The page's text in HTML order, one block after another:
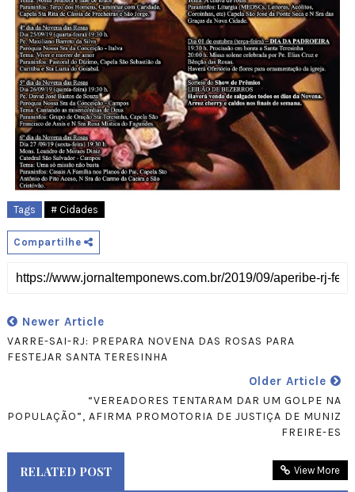
Tags # Cidades
Compartilhe
Newer Article
VARRE-SAI-RJ: PREPARA NOVENA DAS ROSAS PARA
FESTEJAR SANTA TERESINHA
Older Article
“VEREADORES TENTARAM DAR UM GOLPE NA
POPULAÇÃO”, AFIRMA PROMOTORIA DE JUSTIÇA DE MUNIZ
FREIRE-ES
RELATED POST View More